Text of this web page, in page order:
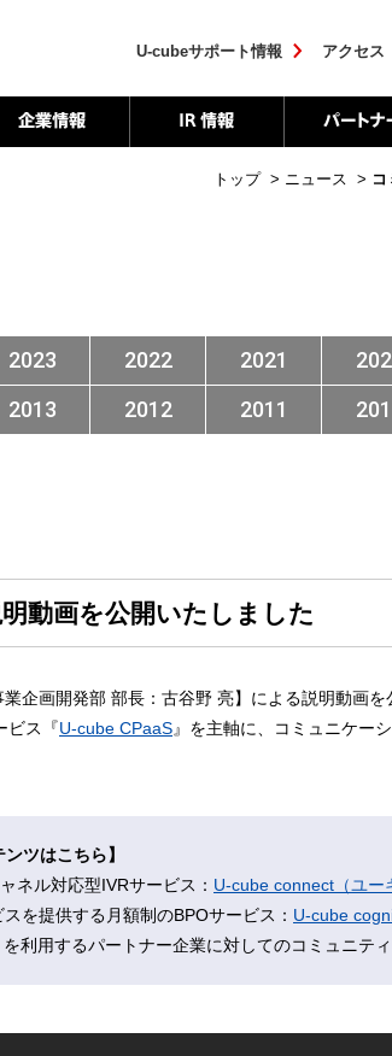
U-cubeサポート情報 アクセス
トップ > ニュース >
2023 2022 2021
2013 2012 2011
動画を公開いたしました
企画開発部 部長：古谷野 亮】による説明動画を
ビス『U-cube CPaaS』を主軸に、コミュニケー
ツはこちら】
ネル対応型IVRサービス： U-cube connect（ユー
を提供する月額制のBPOサービス： U-cube
利用するパートナー企業に対してのコミュニティ